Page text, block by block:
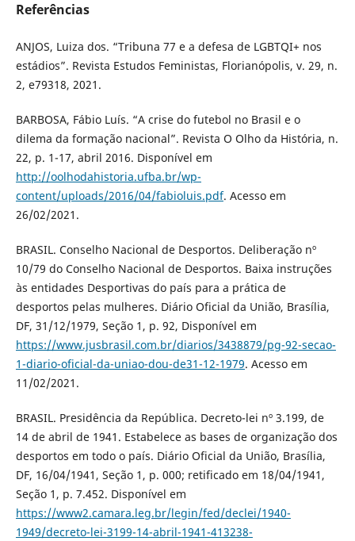
Referências
ANJOS, Luiza dos. “Tribuna 77 e a defesa de LGBTQI+ nos
estádios”. Revista Estudos Feministas, Florianópolis, v. 29, n.
2, e79318, 2021.
BARBOSA, Fábio Luís. “A crise do futebol no Brasil e o
dilema da formação nacional”. Revista O Olho da História, n.
22, p. 1-17, abril 2016. Disponível em
http://oolhodahistoria.ufba.br/wp-
content/uploads/2016/04/fabioluis.pdf. Acesso em
26/02/2021.
BRASIL. Conselho Nacional de Desportos. Deliberação nº
10/79 do Conselho Nacional de Desportos. Baixa instruções
às entidades Desportivas do país para a prática de
desportos pelas mulheres. Diário Oficial da União, Brasília,
DF, 31/12/1979, Seção 1, p. 92, Disponível em
https://www.jusbrasil.com.br/diarios/3438879/pg-92-secao-
1-diario-oficial-da-uniao-dou-de31-12-1979. Acesso em
11/02/2021.
BRASIL. Presidência da República. Decreto-lei nº 3.199, de
14 de abril de 1941. Estabelece as bases de organização dos
desportos em todo o país. Diário Oficial da União, Brasília,
DF, 16/04/1941, Seção 1, p. 000; retificado em 18/04/1941,
Seção 1, p. 7.452. Disponível em
https://www2.camara.leg.br/legin/fed/declei/1940-
1949/decreto-lei-3199-14-abril-1941-413238-